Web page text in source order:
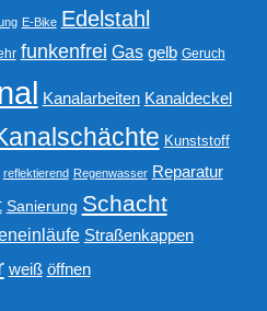
E-Bike Edelstahl
funkenfrei Gas gelb Geruch
Kanalarbeiten Kanaldeckel
Kunststoff
reflektierend Regenwasser Reparatur
Sanierung Schacht
Straßenkappen
weiß öffnen